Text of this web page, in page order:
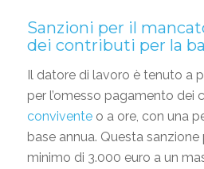
Sanzioni per il
dei contributi per la
Il datore di lavoro è tenuto a
per l’omesso pagamento dei
conviventeo a ore, con una
base annua. Questa sanzione
minimo di 3.000 euro a un